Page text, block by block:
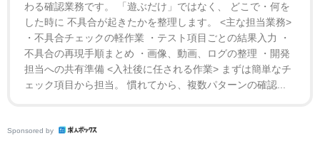
わる確認業務です。 「遊ぶだけ」ではなく、 どこで・何を
した時に 不具合が起きたかを整理します。 <主な担当業務>
・不具合チェックの軽作業 ・テスト項目ごとの結果入力 ・
不具合の再現手順まとめ ・画像、動画、ログの整理 ・開発
担当への共有準備 <入社後に任される作業> まずは簡単なチ
ェック項目から担当。 慣れてから、複数パターンの確認...
Sponsored by